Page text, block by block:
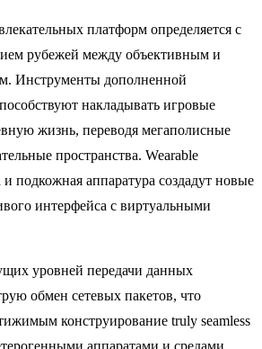
платформ определяется с
рубежей между объективным и
Инструменты дополненной
накладывать игровые
жизнь, переводя мегаполисные
пространства. Wearable
и подкожная аппаратура создадут новые
интерфейса с виртуальными
уровней передачи данных
обмен сетевых пакетов, что
конструирование truly seamless
аппаратами и средами.